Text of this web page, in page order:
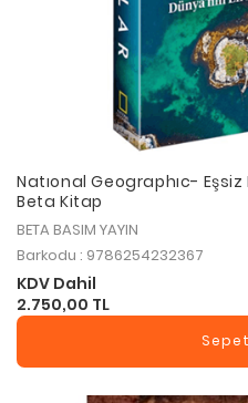
Natıonal Geographıc-
Beta Kitap
BETA BASIM YAYIN
Barkodu : 9786254232367
KDV Dahil
2.750,00 TL